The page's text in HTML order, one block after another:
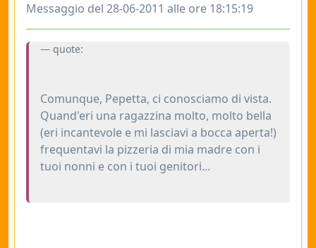
Messaggio del 28-06-2011 alle ore 18:15:19
quote:
Comunque, Pepetta, ci conosciamo di vista.
Quand'eri una ragazzina molto, molto bella
(eri incantevole e mi lasciavi a bocca aperta!)
frequentavi la pizzeria di mia madre con i
tuoi nonni e con i tuoi genitori...